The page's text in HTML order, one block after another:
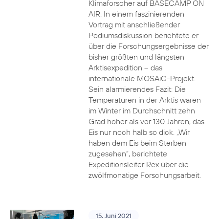
Klimaforscher auf BASECAMP ON
AIR. In einem faszinierenden
Vortrag mit anschließender
Podiumsdiskussion berichtete er
über die Forschungsergebnisse der
bisher größten und längsten
Arktisexpedition – das
internationale MOSAiC-Projekt.
Sein alarmierendes Fazit: Die
Temperaturen in der Arktis waren
im Winter im Durchschnitt zehn
Grad höher als vor 130 Jahren, das
Eis nur noch halb so dick. „Wir
haben dem Eis beim Sterben
zugesehen“, berichtete
Expeditionsleiter Rex über die
zwölfmonatige Forschungsarbeit.
15. Juni 2021